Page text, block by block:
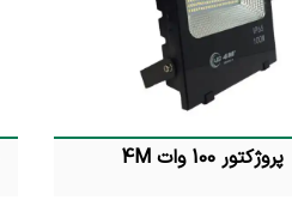
پروژکتور 100 وات 4M